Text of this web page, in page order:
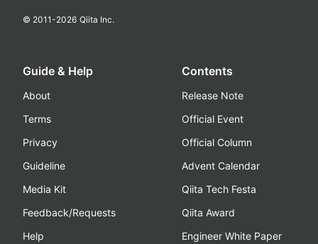
© 2011-2026 Qiita Inc.
Guide & Help
About
Terms
Privacy
Guideline
Media Kit
Feedback/Requests
Help
Contents
Release Note
Official Event
Official Column
Advent Calendar
Qiita Tech Festa
Qiita Award
Engineer White Paper